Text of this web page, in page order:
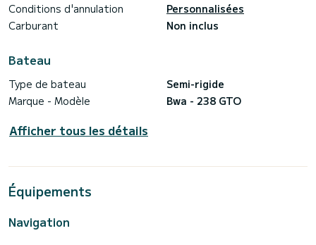
Conditions d'annulation
Personnalisées
Carburant
Non inclus
Bateau
Type de bateau
Semi-rigide
Marque - Modèle
Bwa - 238 GTO
Afficher tous les détails
Équipements
Navigation